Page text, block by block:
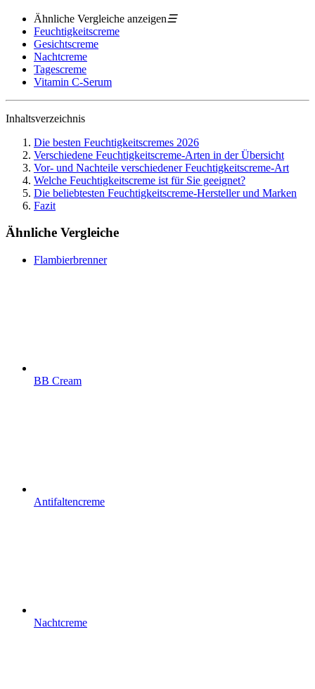
Ähnliche Vergleiche anzeigen☰
Feuchtigkeitscreme
Gesichtscreme
Nachtcreme
Tagescreme
Vitamin C-Serum
Inhaltsverzeichnis
Die besten Feuchtigkeitscremes 2026
Verschiedene Feuchtigkeitscreme-Arten in der Übersicht
Vor- und Nachteile verschiedener Feuchtigkeitscreme-Art
Welche Feuchtigkeitscreme ist für Sie geeignet?
Die beliebtesten Feuchtigkeitscreme-Hersteller und Marken
Fazit
Ähnliche Vergleiche
Flambierbrenner
BB Cream
Antifaltencreme
Nachtcreme